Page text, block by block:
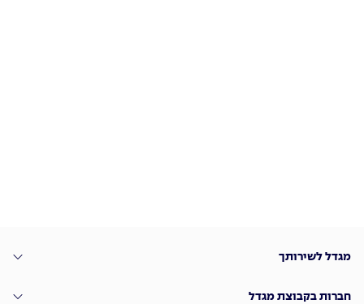
מגדל לשירותך
חברות בקבוצת מגדל